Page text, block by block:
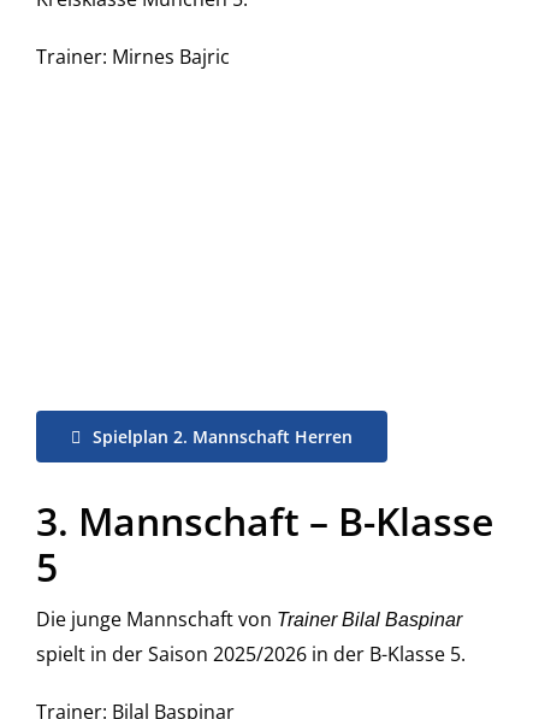
Trainer: Mirnes Bajric
Spielplan 2. Mannschaft Herren
3. Mannschaft – B-Klasse
5
Die junge Mannschaft von Trainer Bilal Baspinar
spielt in der Saison 2025/2026 in der B-Klasse 5.
Trainer: Bilal Baspinar